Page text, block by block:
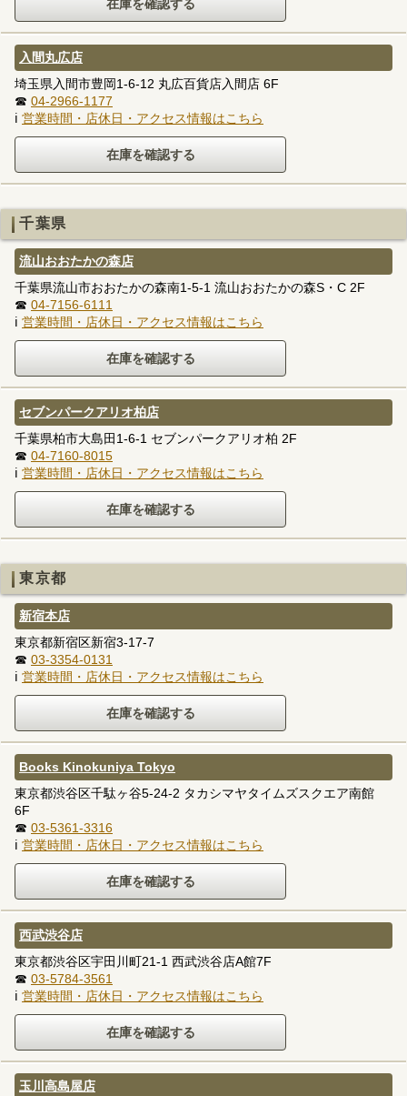
入間丸広店
埼玉県入間市豊岡1-6-12 丸広百貨店入間店 6F
☎ 04-2966-1177
ℹ 営業時間・店休日・アクセス情報はこちら
千葉県
流山おおたかの森店
千葉県流山市おおたかの森南1-5-1 流山おおたかの森S・C 2F
☎ 04-7156-6111
ℹ 営業時間・店休日・アクセス情報はこちら
セブンパークアリオ柏店
千葉県柏市大島田1-6-1 セブンパークアリオ柏 2F
☎ 04-7160-8015
ℹ 営業時間・店休日・アクセス情報はこちら
東京都
新宿本店
東京都新宿区新宿3-17-7
☎ 03-3354-0131
ℹ 営業時間・店休日・アクセス情報はこちら
Books Kinokuniya Tokyo
東京都渋谷区千駄ヶ谷5-24-2 タカシマヤタイムズスクエア南館
6F
☎ 03-5361-3316
ℹ 営業時間・店休日・アクセス情報はこちら
西武渋谷店
東京都渋谷区宇田川町21-1 西武渋谷店A館7F
☎ 03-5784-3561
ℹ 営業時間・店休日・アクセス情報はこちら
玉川高島屋店